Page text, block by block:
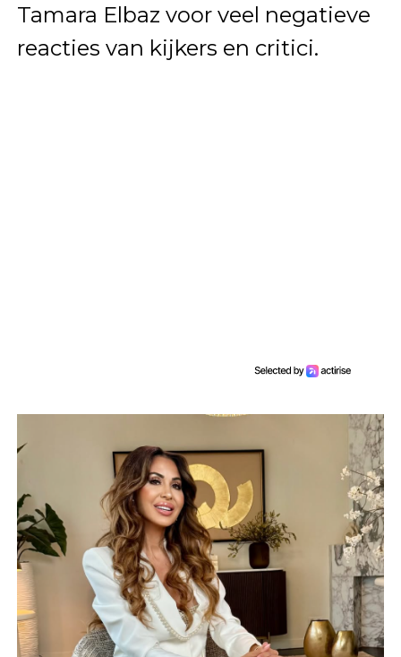
Tamara Elbaz voor veel negatieve
reacties van kijkers en critici.